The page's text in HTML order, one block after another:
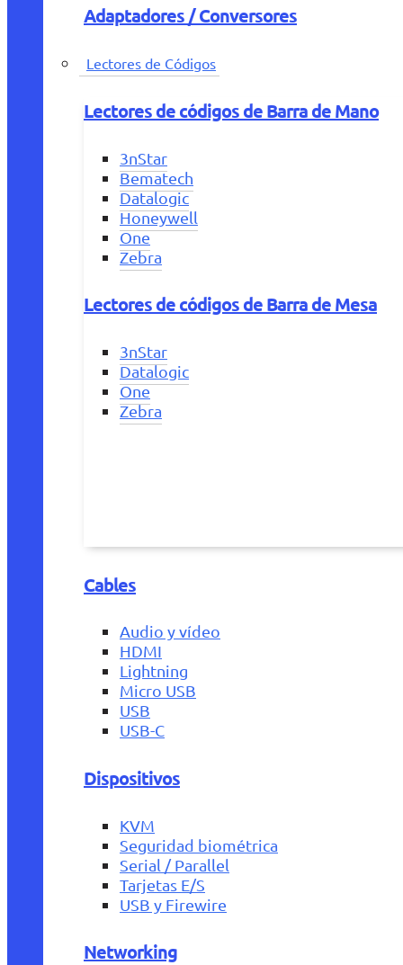
Adaptadores / Conversores
Lectores de Códigos
Lectores de códigos de Barra de Mano
3nStar
Bematech
Datalogic
Honeywell
One
Zebra
Lectores de códigos de Barra de Mesa
3nStar
Datalogic
One
Zebra
Cables
Audio y vídeo
HDMI
Lightning
Micro USB
USB
USB-C
Dispositivos
KVM
Seguridad biométrica
Serial / Parallel
Tarjetas E/S
USB y Firewire
Networking